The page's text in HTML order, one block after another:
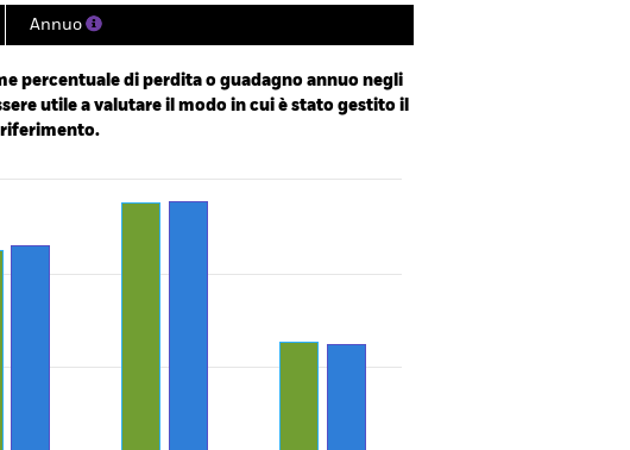
Annuo
percentuale di perdita o guadagno annuo negli
utile a valutare il modo in cui è stato gestito il
riferimento.